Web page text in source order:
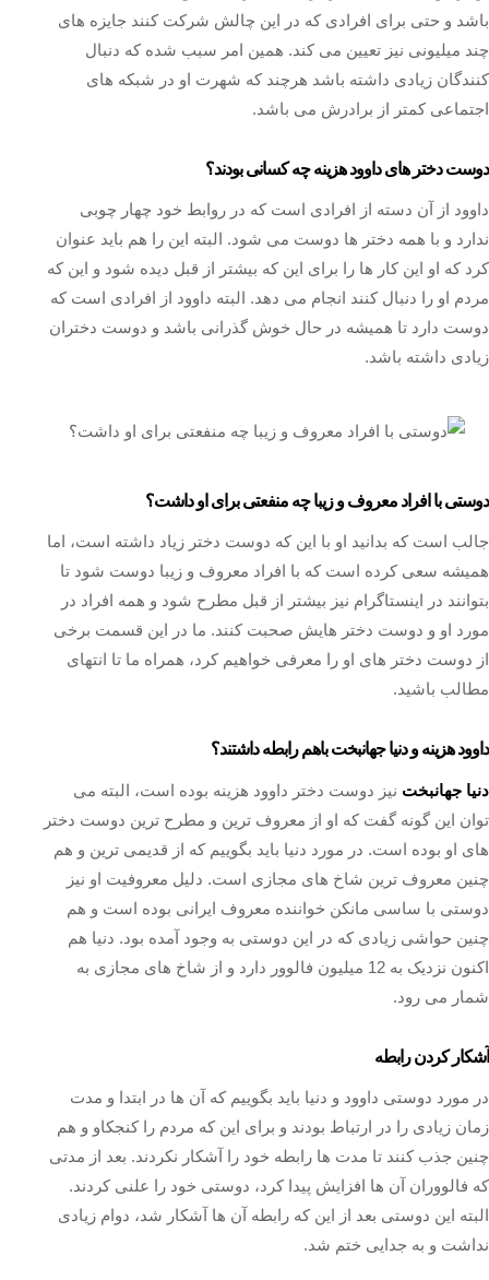
باشد و حتی برای افرادی که در این چالش شرکت کنند جایزه‌ های
چند میلیونی نیز تعیین می ‌کند. همین امر سبب شده که دنبال
کنندگان زیادی داشته باشد هرچند که شهرت او در شبکه‌ های
اجتماعی کمتر از برادرش می ‌باشد.
دوست دختر های داوود هزینه چه کسانی بودند؟
داوود از آن دسته از افرادی است که در روابط خود چهار چوبی
ندارد و با همه دختر ها دوست می شود. البته این را هم باید عنوان
کرد که او این کار ها را برای این که بیشتر از قبل دیده شود و این که
مردم او را دنبال کنند انجام می دهد. البته داوود از افرادی است که
دوست دارد تا همیشه در حال خوش گذرانی باشد و دوست دختران
زیادی داشته باشد.
دوستی با افراد معروف و زیبا چه منفعتی برای او داشت؟
جالب است که بدانید او با این که دوست دختر زیاد داشته است، اما
همیشه سعی کرده است که با افراد معروف و زیبا دوست شود تا
بتوانند در اینستاگرام نیز بیشتر از قبل مطرح شود و همه افراد در
مورد او و دوست دختر هایش صحبت کنند. ما در این قسمت برخی
از دوست دختر های او را معرفی خواهیم کرد، همراه ما تا انتهای
مطالب باشید.
داوود هزینه و دنیا جهانبخت باهم رابطه داشتند؟
دنیا جهانبخت نیز دوست دختر داوود هزینه بوده است، البته می
توان این گونه گفت که او از معروف ترین و مطرح ترین دوست دختر
های او بوده است. در مورد دنیا باید بگوییم که از قدیمی ترین و هم
چنین معروف ترین شاخ های مجازی است. دلیل معروفیت او نیز
دوستی با ساسی مانکن خواننده معروف ایرانی بوده است و هم
چنین حواشی زیادی که در این دوستی به وجود آمده بود. دنیا هم
اکنون نزدیک به 12 میلیون فالوور دارد و از شاخ های مجازی به
شمار می رود.
آشکار کردن رابطه
در مورد دوستی داوود و دنیا باید بگوییم که آن ها در ابتدا و مدت
زمان زیادی را در ارتباط بودند و برای این که مردم را کنجکاو و هم
چنین جذب کنند تا مدت ها رابطه خود را آشکار نکردند. بعد از مدتی
که فالووران آن ها افزایش پیدا کرد، دوستی خود را علنی کردند.
البته این دوستی بعد از این که رابطه آن ها آشکار شد، دوام زیادی
نداشت و به جدایی ختم شد.